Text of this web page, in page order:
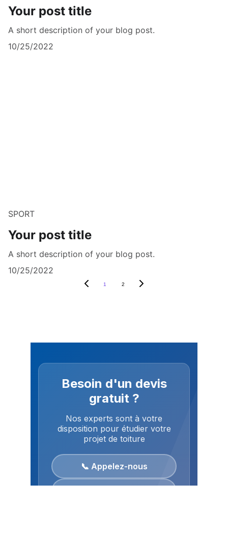
Your post title
A short description of your blog post.
10/25/2022
SPORT
Your post title
A short description of your blog post.
10/25/2022
1 2